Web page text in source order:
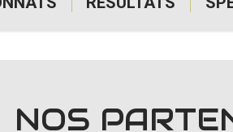
NOS